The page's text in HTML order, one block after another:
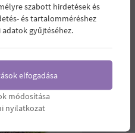
szabott hirdetések és
és tartalomméréshez
gyűjtéséhez.
elfogadása
módosítása
nyilatkozat